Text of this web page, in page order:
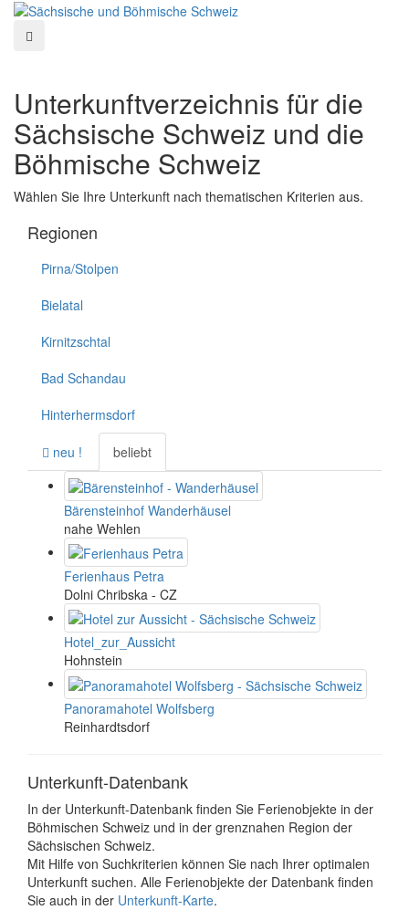
Unterkunftverzeichnis für die
Sächsische Schweiz und die
Böhmische Schweiz
Wählen Sie Ihre Unterkunft nach thematischen Kriterien aus.
Regionen
Pirna/Stolpen
Bielatal
Kirnitzschtal
Bad Schandau
Hinterhermsdorf
neu ! beliebt
Bärensteinhof Wanderhäusel
nahe Wehlen
Ferienhaus Petra
Dolni Chribska - CZ
Hotel_zur_Aussicht
Hohnstein
Panoramahotel Wolfsberg
Reinhardtsdorf
Unterkunft-Datenbank
In der Unterkunft-Datenbank finden Sie Ferienobjekte in der
Böhmischen Schweiz und in der grenznahen Region der
Sächsischen Schweiz.
Mit Hilfe von Suchkriterien können Sie nach Ihrer optimalen
Unterkunft suchen. Alle Ferienobjekte der Datenbank finden
Sie auch in der Unterkunft-Karte.